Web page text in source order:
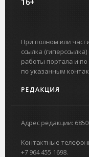
При полном или
ссылка
работы портала и
по указанным
РЕДАКЦИЯ
Адрес редакции:
Контактные
+7 964 455 1698.